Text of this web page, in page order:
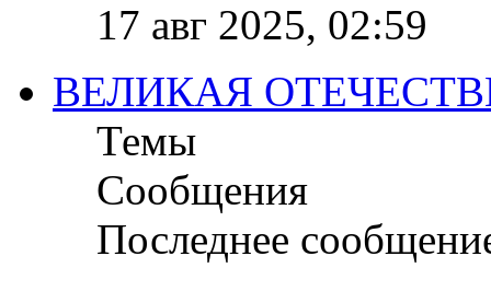
17 авг 2025, 02:59
ВЕЛИКАЯ
Темы
Сообщения
Последнее